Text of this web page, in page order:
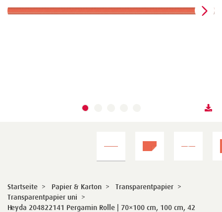
Startseite > Papier & Karton > Transparentpapier >
Transparentpapier uni >
Heyda 204822141 Pergamin Rolle | 70×100 cm, 100 cm, 42